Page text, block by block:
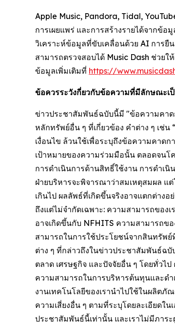
Apple Music, Pandora, Tidal,
การเผยแพร่ และการสร้างรายได้จากข้
วิเคราะห์ข้อมูลที่ขับเคลื่อนด้วย AI การยื
สามารถตรวจสอบได้ Music Dash ช่วย
ข้อมูลเพิ่มเติมที่ https://
ข้อควรระวังกี่ยวกับข้อความที่มีลักษณะ
ข่าวประชาสัมพันธ์ฉบับนี้มี "ข้อความคา
หลักทรัพย์อื่น ๆ ที่เกี่ยวข้อง คำต่าง ๆ เช่
เงื่อนไข ล้วนใช้เพื่อระบุถึงข้อความคาด
เป้าหมายของความร่วมมือนั้น ตลอดจนโ
การดำเนินการด้านสิทธิ์ใช้งาน การดำเ
ฝ่ายบริหารจะพิจารณาว่าสมเหตุสมผล
เกินไป ผลลัพธ์ที่เกิดขึ้นจริงอาจแตกต่าง
ถึงแต่ไม่จำกัดเฉพาะ: ความสามารถของ
อาจเกิดขึ้นกับ NFHITS ความสามารถข
สามารถในการใช้ประโยชน์จากสินทรัพย์
ต่าง ๆ ที่กล่าวถึงในข่าวประชาสัมพันธ์ฉบั
ตลาด เศรษฐกิจ และปัจจัยอื่น ๆ โดยทั่วไ
ความสามารถในการบริหารต้นทุนและด
งานเทคโนโลยีของเรานำไปใช้ในผลิต
ความเสี่ยงอื่น ๆ ตามที่ระบุโดยละเอียดใ
ประชาสัมพันธ์นี้เท่านั้น และเราไม่มีภา